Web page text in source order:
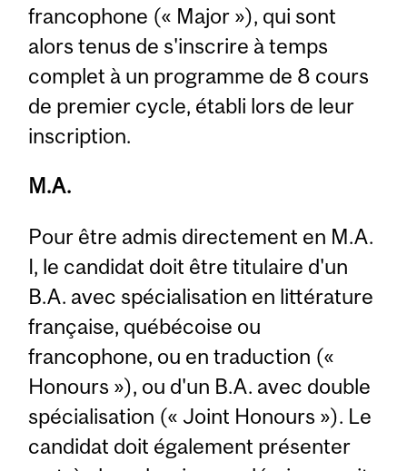
francophone (« Major »), qui sont
alors tenus de s'inscrire à temps
complet à un programme de 8 cours
de premier cycle, établi lors de leur
inscription.
M.A.
Pour être admis directement en M.A.
I, le candidat doit être titulaire d'un
B.A. avec spécialisation en littérature
française, québécoise ou
francophone, ou en traduction («
Honours »), ou d'un B.A. avec double
spécialisation (« Joint Honours »). Le
candidat doit également présenter